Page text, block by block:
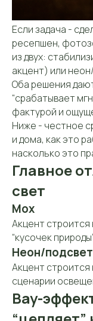
Если задача -
ресепшен,
из двух:
акцент) или
Оба решения
“срабатывает
фактурой и
Ниже - честное
и дома, как это
насколько это
Главное
свет
Мох
Акцент строится
“кусочек
Неон/
Акцент строится
сценарии
Вау-